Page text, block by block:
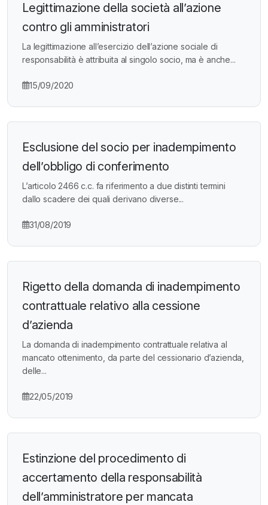
Legittimazione della società all’azione
contro gli amministratori
La legittimazione all’esercizio dell’azione sociale di
responsabilità è attribuita al singolo socio, ma è anche...
15/09/2020
Esclusione del socio per inadempimento
dell’obbligo di conferimento
L’articolo 2466 c.c. fa riferimento a due distinti termini
dallo scadere dei quali derivano diverse...
31/08/2019
Rigetto della domanda di inadempimento
contrattuale relativo alla cessione
d’azienda
La domanda di inadempimento contrattuale relativa al
mancato ottenimento, da parte del cessionario d’azienda,
delle...
22/05/2019
Estinzione del procedimento di
accertamento della responsabilità
dell’amministratore per mancata